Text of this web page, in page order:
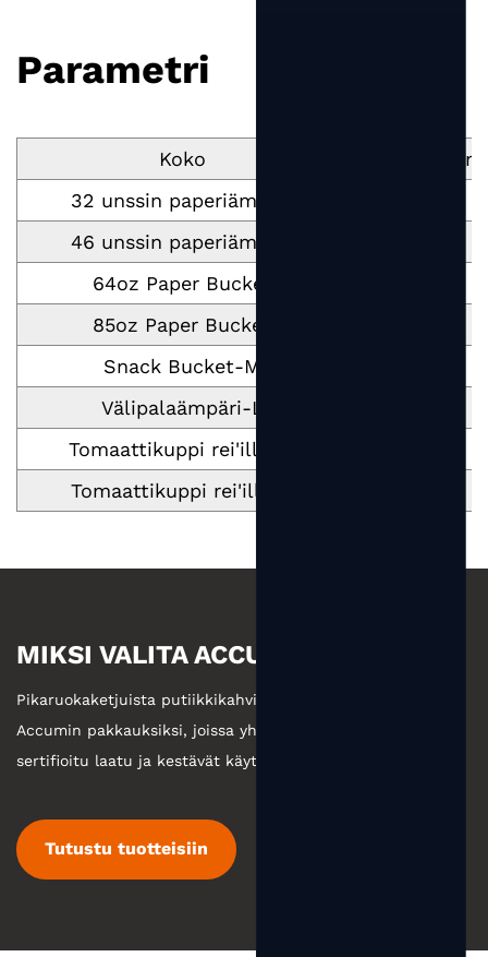
Parametri
Koko
Tilavuus
32 unssin paperiämpäri
46 unssin paperiämpäri
64oz Paper Bucket
85oz Paper Bucket
Snack Bucket-M
Välipalaämpäri-L
Tomaattikuppi rei'illä-M
Tomaattikuppi rei'illä-L
MIKSI VALITA ACCUM
Pikaruokaketjuista putiikkikahviin yritykset valitsevat
Accumin pakkauksiksi, joissa yhdistyvät valmistusvoima,
sertifioitu laatu ja kestävät käytännöt.
Tutustu tuotteisiin